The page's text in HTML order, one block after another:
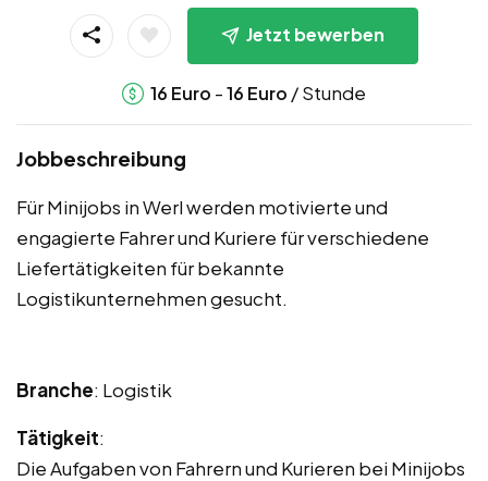
Jetzt bewerben
16 Euro -16 Euro / Stunde
Jobbeschreibung
Für Minijobs in Werl werden motivierte und
engagierte Fahrer und Kuriere für verschiedene
Liefertätigkeiten für bekannte
Logistikunternehmen gesucht.
Branche: Logistik
Tätigkeit:
Die Aufgaben von Fahrern und Kurieren bei Minijobs